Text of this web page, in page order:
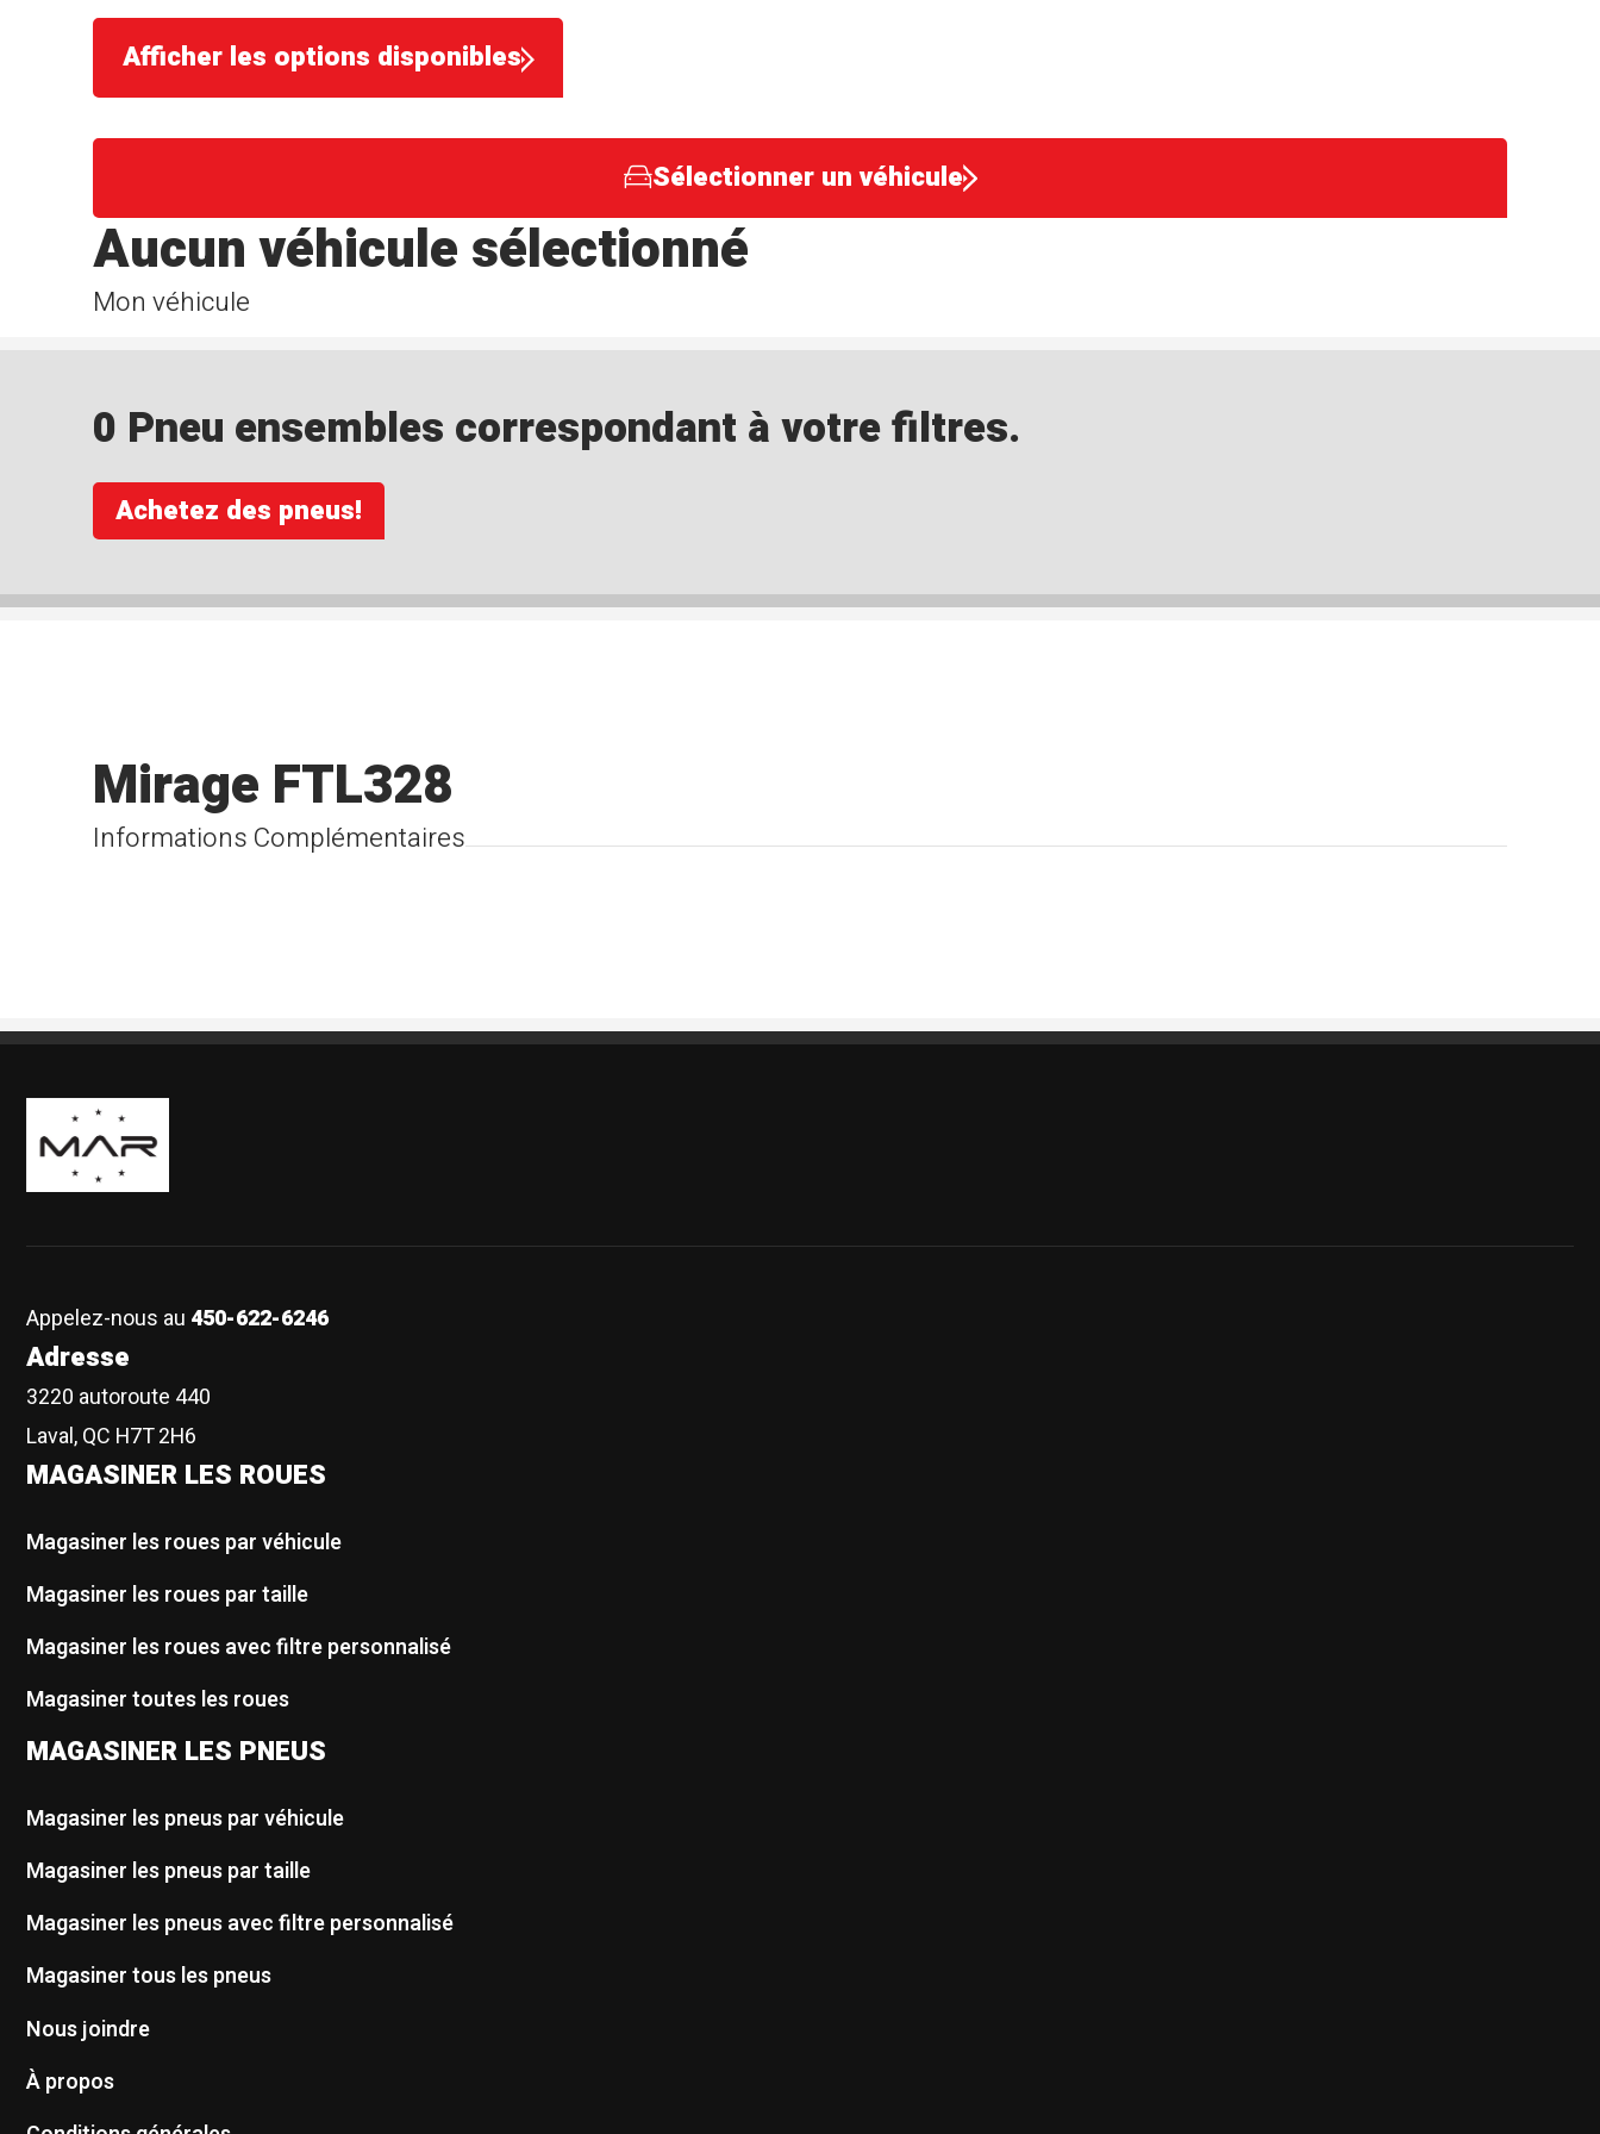
Afficher les options disponibles
Sélectionner un véhicule
Mon véhicule
Aucun véhicule sélectionné
0 Pneu ensembles correspondant à votre filtres.
Achetez des pneus!
Informations Complémentaires
Mirage FTL328
Boutique Mags à Rabais
Appelez-nous au 450-622-6246
Adresse
3220 autoroute 440
Laval, QC H7T 2H6
MAGASINER LES ROUES
Magasiner les roues par véhicule
Magasiner les roues par taille
Magasiner les roues avec filtre personnalisé
Magasiner toutes les roues
MAGASINER LES PNEUS
Magasiner les pneus par véhicule
Magasiner les pneus par taille
Magasiner les pneus avec filtre personnalisé
Magasiner tous les pneus
Nous joindre
À propos